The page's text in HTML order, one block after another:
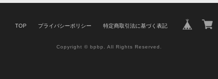
TOP プライバシーポリシー 特定商取引法に基づく表記
Copyright © bpbp. All Rights Reserved.